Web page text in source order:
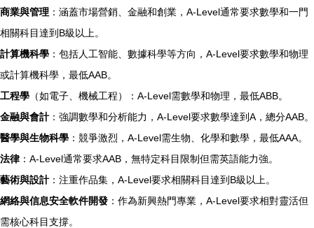
商業與管理 ：涵蓋市場營銷、金融和創業，A-Level通常要求數學和一門
相關科目達到B級以上。
計算機科學 ：包括人工智能、數據科學等方向，A-Level要求數學和物理
或計算機科學，最低AAB。
工程學 （如電子、機械工程）：A-Level需數學和物理，最低ABB。
金融與會計：強調數學和分析能力，A-Level要求數學達到A，總分AAB。
醫學與生物科學 ：競爭激烈，A-Level需生物、化學和數學，最低AAA。
法律：A-Level通常要求AAB，無特定科目限制但需英語能力強。
藝術與設計：注重作品集，A-Level要求相關科目達到B級以上。
網絡與信息安全軟件開發 ：作為新興熱門專業，A-Level要求相對靈活但
需核心科目支撐。